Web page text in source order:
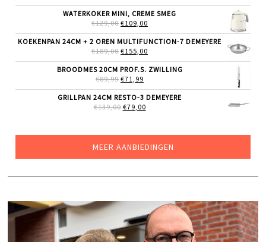
WAS:
€249,00.
IS:
WATERKOKER MINI, CREME SMEG
€129,00 OORSPRONKELIJKE
WAS:
€129,00.
€109,00
IS:
KOEKENPAN 24CM + 2 OREN MULTIFUNCTION-7 DEMEYERE
€189,00 OORSPRONKELIJKE
WAS:
€189,00.
€155,00
IS:
BROODMES 20CM PROF.S. ZWILLING
€89,99 OORSPRONKELIJKE
WAS:
€89,99.
€71,99
IS:
€71,99.
GRILLPAN 24CM RESTO-3 DEMEYERE
€139,00 OORSPRONKELIJKE
€79,00HUIDIGE
MEER AANBIEDINGEN